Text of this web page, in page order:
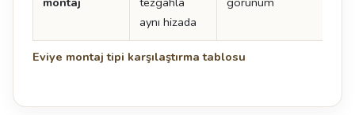
Eviye montaj tipi karşılaştırma tablosu
aynı hizada